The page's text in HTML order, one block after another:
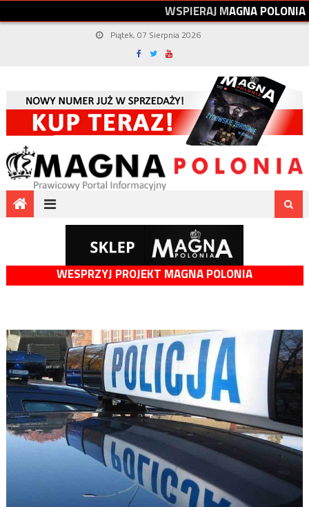
WSPIERAJMAGNAPOLONIA
Piątek, 07 Sierpnia 2026
WESPRZYJ PROJEKT MAGNA POLONIA